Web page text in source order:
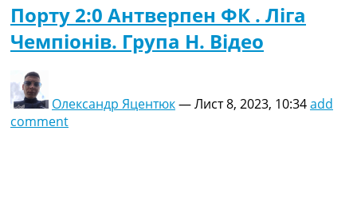
Порту 2:0 Антверпен ФК . Ліга
Чемпіонів. Група H. Відео
Олександр Яцентюк—Лист 8, 2023, 10:34add
comment